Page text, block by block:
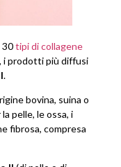
30tipi di collagene
i prodotti più diffusi
.
bovina, suina o
pelle, le ossa, i
fibrosa, compresa